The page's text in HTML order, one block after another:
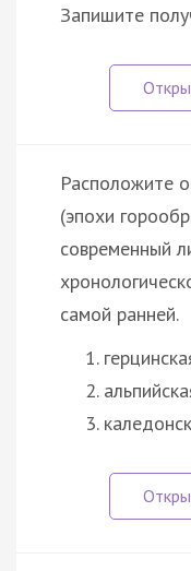
Запишите
Расположите
(эпохи
современный
самой ранней.